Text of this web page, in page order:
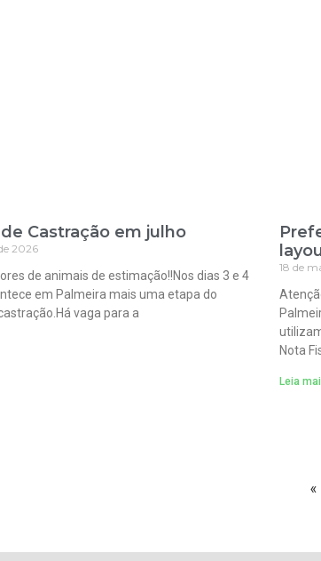
Castração em julho
2026
de animais de estimação!!Nos dias 3 e 4
em Palmeira mais uma etapa do
vaga para a
18 de
Nota
Leia